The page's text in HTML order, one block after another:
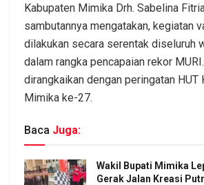
Kabupaten Mimika Drh. Sabelina
sambutannya mengatakan, kegiatan
dilakukan secara serentak diseluruh
dalam rangka pencapaian rekor
dirangkaikan dengan peringatan HUT
Mimika ke-27.
Baca Juga:
Wakil Bupati Mimika
Gerak Jalan Kreasi